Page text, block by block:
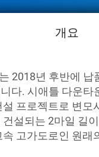
개요
2018년 후반에 납
다. 시애틀 다운타
프로젝트로 변모
설되는 2마일 길
고가도로인 원래